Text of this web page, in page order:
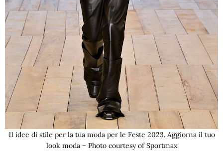
11 idee di stile per la tua moda per le Feste 2023. Aggiorna il tuo
look moda – Photo courtesy of Sportmax